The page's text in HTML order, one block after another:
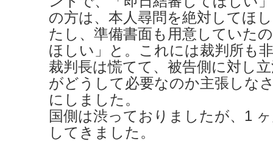
の方は、本人尋問を絶対してほ
たし、準備書面も用意していた
ほしい」と。これには裁判所も
裁判長は慌てて、被告側に対し
がどうして必要なのか主張しな
にしました。
国側は渋っておりましたが、1
してきました。